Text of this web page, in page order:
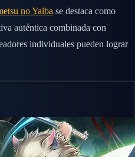
no Yaiba se destaca como
auténtica combinada con
individuales pueden lograr